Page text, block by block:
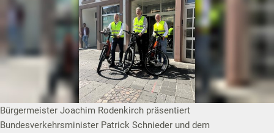
Bürgermeister Joachim Rodenkirch präsentiert
Bundesverkehrsminister Patrick Schnieder und dem